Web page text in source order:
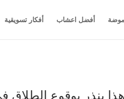
أفضل اعشاب أفكار تسويقية
ينذر بوقوع الطلاق